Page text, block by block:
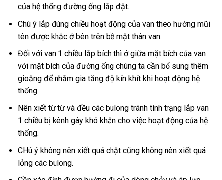
của hệ thống đường ống lắp đặt.
Chú ý lắp đúng chiều hoạt động của van theo hướng mũi
tên được khắc ở bên trên bề mặt thân van.
Đối với van 1 chiều lắp bích thì ở giữa mặt bích của van
với mặt bích của đường ống chúng ta cần bổ sung thêm
gioăng để nhằm gia tăng độ kín khít khi hoạt động hệ
thống.
Nên xiết từ từ và đều các bulong tránh tình trạng lắp van
1 chiều bị kênh gây khó khăn cho việc hoạt động của hệ
thống.
CHú ý không nên xiết quá chặt cũng không nên xiết quá
lỏng các bulong.